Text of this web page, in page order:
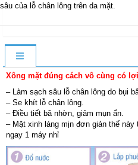
sâu của lỗ chân lông trên da mặt.
Xông mặt đúng cách vô cùng có
– Làm sạch sâu lỗ chân lông do bụi
– Se khít lỗ chân lông.
– Điều tiết bã nhờn, giảm mụn ẩn.
– Mặt xinh láng mịn đơn giản thế
ngay 1 máy nhỉ